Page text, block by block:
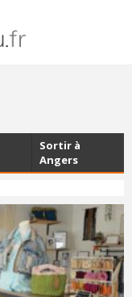
vendredi dans
Sortir à
Angers